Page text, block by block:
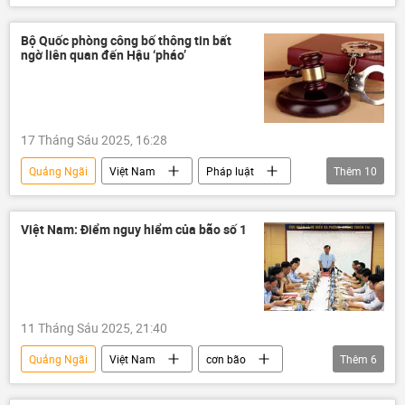
Cao Bằng
Bộ Xây dựng
Phạm Minh Chính
Cần Thơ
FDI
Châu Đốc
Sóc Trăng
Bộ Quốc phòng công bố thông tin bất
ngờ liên quan đến Hậu ‘pháo’
17 Tháng Sáu 2025, 16:28
Quảng Ngãi Việt Nam
Pháp luật
Nha Trang
vi phạm
Vĩnh Phúc
Khánh Hòa
Bộ Quốc phòng Việt Nam
Thêm 10
Việt Nam: Điểm nguy hiểm của bão số 1
11 Tháng Sáu 2025, 21:40
Quảng Ngãi Việt Nam
cơn bão
thông tin
Hà Nội
thiên tai
Thêm 6